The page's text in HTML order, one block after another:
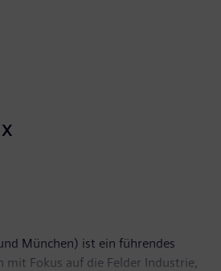
München) ist ein führendes
mit Fokus auf die Felder Industrie,